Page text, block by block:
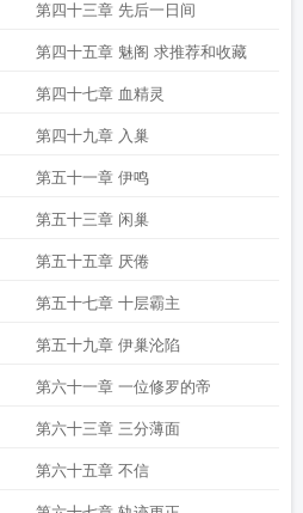
第四十三章 先后一日间
第四十五章 魅阁 求推荐和收藏
第四十七章 血精灵
第四十九章 入巢
第五十一章 伊鸣
第五十三章 闲巢
第五十五章 厌倦
第五十七章 十层霸主
第五十九章 伊巢沦陷
第六十一章 一位修罗的帝
第六十三章 三分薄面
第六十五章 不信